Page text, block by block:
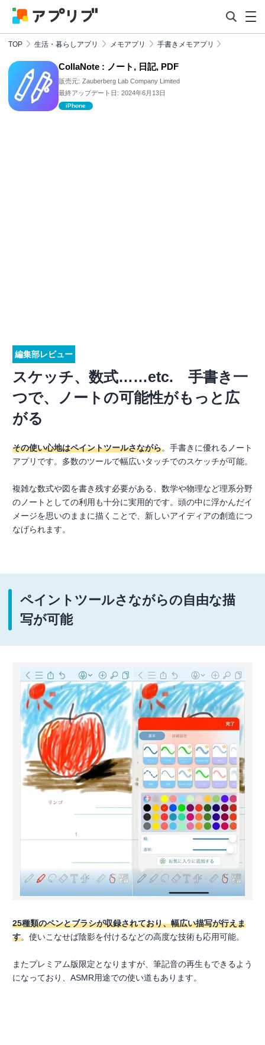
TOP 生活・暮らしアプリ メモアプリ 手書きメモアプリ
CollaNote : ノート, 日記, PDF
販売元: Zauberberg Lab Company Limited
最終アップデート日: 2024年6月13日
iPhone
編集部レビュー
スケッチ、数式……etc. 手書き一
つで、ノートの可能性がもっと広
がる
その使い心地はペイントツールさながら。手書きに優れるノート
アプリです。多数のツールで幅広いタッチでのスケッチが可能。
複雑な数式や図を書き残す必要がある、数学や物理など理系分野
のノートとしての利用も十分に実用的です。頭の中に浮かんだイ
メージを思いのままに描くことで、新しいアイディアの創造につ
なげられます。
ペイントツールさながらの自由な描
写が可能
25種類のペンとブラシが収録されており、幅広い描写が行えま
す。使いこなせば陰影を付けるなどの高度な技術も応用可能。
またプレミアム版限定となりますが、筆記音の再生もできるよう
になっており、ASMR用途での使い道もあります。